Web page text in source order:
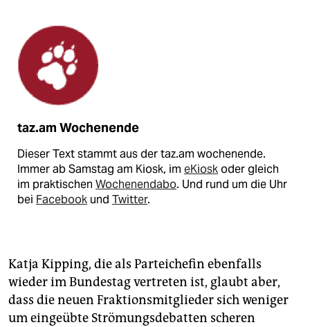
taz.am Wochenende
Dieser Text stammt aus der taz.am wochenende.
Immer ab Samstag am Kiosk, im eKioskoder gleich
im praktischen Wochenendabo. Und rund um die Uhr
bei Facebook und Twitter.
Katja Kipping, die als Parteichefin ebenfalls
wieder im Bundestag vertreten ist, glaubt aber,
dass die neuen Fraktionsmitglieder sich weniger
um eingeübte Strömungsdebatten scheren